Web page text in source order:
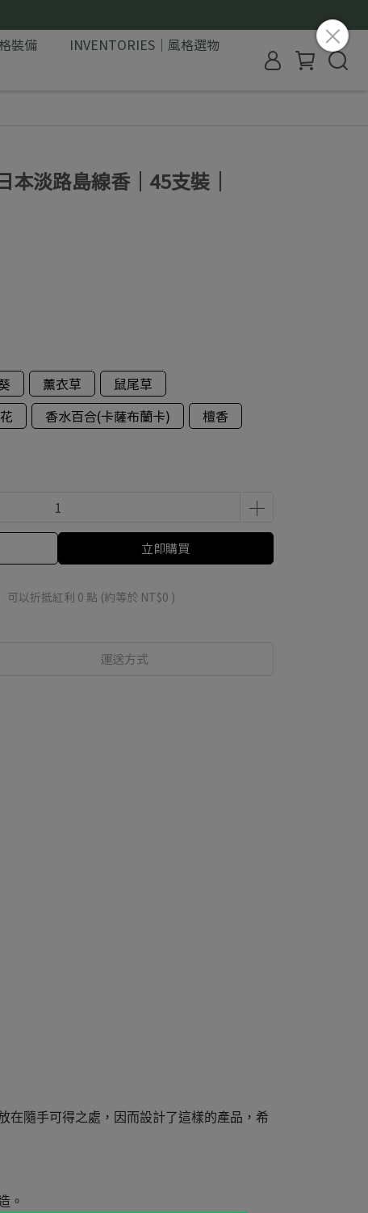
裝備
INVENTORIES｜風格選物
本淡路島線香｜45支裝｜
薰衣草
鼠尾草
香水百合(卡薩布蘭卡)
檀香
立即購買
可以折抵紅利 0 點 (約等於 NT$0 )
運送方式
在隨手可得之處，因而設計了這樣的產品，希
。